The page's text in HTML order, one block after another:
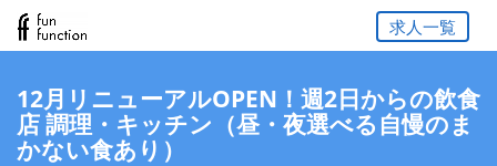
求人一覧
12月リニューアルOPEN！週2日からの飲食
店 調理・キッチン（昼・夜選べる自慢のま
かない食あり）